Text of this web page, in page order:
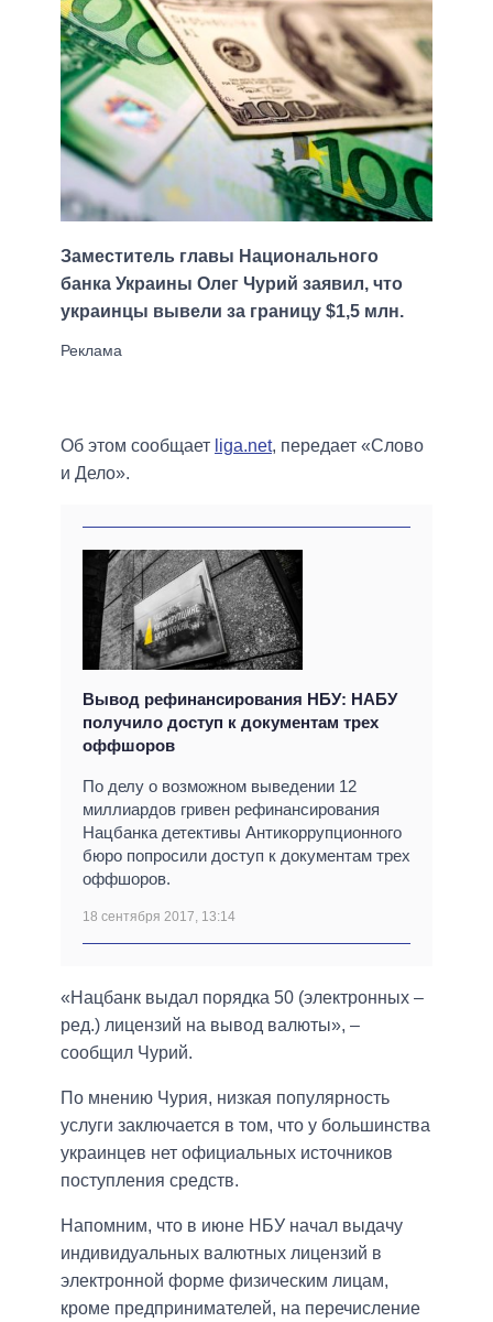
Заместитель главы Национального
банка Украины Олег Чурий заявил, что
украинцы вывели за границу $1,5 млн.
Об этом сообщает liga.net, передает «Слово
и Дело».
Вывод рефинансирования НБУ: НАБУ
получило доступ к документам трех
оффшоров
По делу о возможном выведении 12
миллиардов гривен рефинансирования
Нацбанка детективы Антикоррупционного
бюро попросили доступ к документам трех
оффшоров.
18 сентября 2017, 13:14
«Нацбанк выдал порядка 50 (электронных –
ред.) лицензий на вывод валюты», –
сообщил Чурий.
По мнению Чурия, низкая популярность
услуги заключается в том, что у большинства
украинцев нет официальных источников
поступления средств.
Напомним, что в июне НБУ начал выдачу
индивидуальных валютных лицензий в
электронной форме физическим лицам,
кроме предпринимателей, на перечисление